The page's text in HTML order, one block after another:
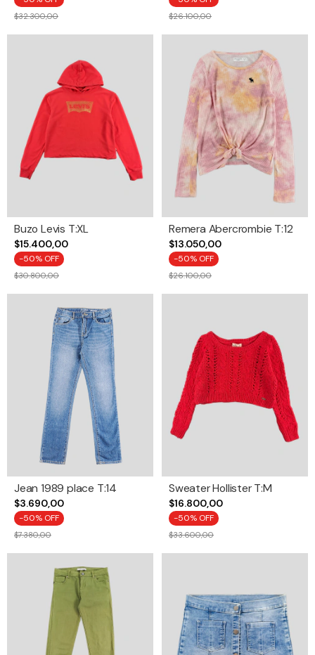
$32.300,00 $26.100,00
Buzo Levis T:XL
$15.400,00
-50% OFF
$30.800,00
Remera Abercrombie T:12
$13.050,00
-50% OFF
$26.100,00
Jean 1989 place T:14
$3.690,00
-50% OFF
$7.380,00
Sweater Hollister T:M
$16.800,00
-50% OFF
$33.600,00